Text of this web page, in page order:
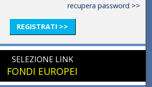
recupera password >>
REGISTRATI >>
SELEZIONE LINK
FONDI EUROPEI